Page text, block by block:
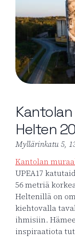
Kantolan
Helten
Myllärinkatu 5,
Kantolan
UPEA17
56 metriä
Heltenillä on
kiehtovalla
ihmisiin.
inspiraatiota